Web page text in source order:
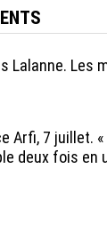
Lalanne. Les
Arfi, 7 juillet.
deux fois en